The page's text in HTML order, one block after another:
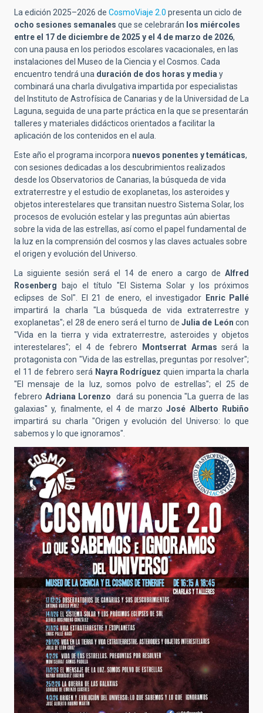
La edición 2025–2026 de CosmoViaje 2.0 presenta un ciclo de
ocho sesiones semanales que se celebrarán los miércoles
entre el 17 de diciembre de 2025 y el 4 de marzo de 2026,
con una pausa en los periodos escolares vacacionales, en las
instalaciones del Museo de la Ciencia y el Cosmos. Cada
encuentro tendrá una duración de dos horas y mediay
combinará una charla divulgativa impartida por especialistas
del Instituto de Astrofísica de Canarias y de la Universidad de La
Laguna, seguida de una parte práctica en la que se presentarán
talleres y materiales didácticos orientados a facilitar la
aplicación de los contenidos en el aula.
Este año el programa incorpora nuevos ponentes y temáticas,
con sesiones dedicadas a los descubrimientos realizados
desde los Observatorios de Canarias, la búsqueda de vida
extraterrestre y el estudio de exoplanetas, los asteroides y
objetos interestelares que transitan nuestro Sistema Solar, los
procesos de evolución estelar y las preguntas aún abiertas
sobre la vida de las estrellas, así como el papel fundamental de
la luz en la comprensión del cosmos y las claves actuales sobre
el origen y evolución del Universo.
La siguiente sesión será el 14 de enero a cargo de Alfred
Rosenberg
bajo el título "El Sistema Solar y los próximos
eclipses de Sol". El 21 de enero, el investigador
Enric Pallé
impartirá la charla "La búsqueda de vida extraterrestre y
exoplanetas"; el 28 de enero será el turno de Julia de León con
"Vida en la tierra y vida extraterrestre, asteroides y objetos
interestelares"; el 4 de febrero
Montserrat Armas será la
protagonista con "Vida de las estrellas, preguntas por resolver";
el 11 de febrero será Nayra Rodríguez quien imparta la charla
"El mensaje de la luz, somos polvo de estrellas"; el 25 de
febrero Adriana Lorenzo
dará su ponencia "La guerra de las
galaxias" y, finalmente, el 4 de marzoJosé Alberto Rubiño
impartirá su charla "Origen y evolución del Universo: lo que
sabemos y lo que ignoramos".